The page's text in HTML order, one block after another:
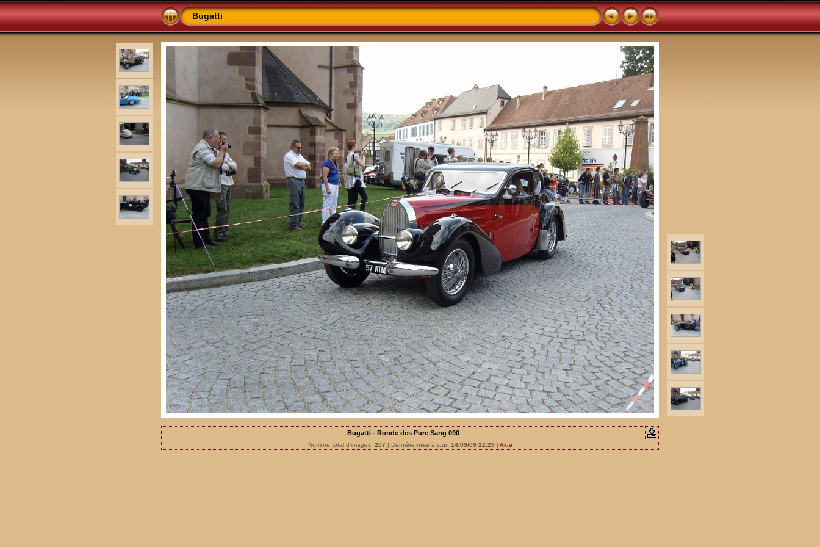
Bugatti
Bugatti - Ronde des Pure Sang 090
Nombre total d'images: 207 | Dernière mise à jour: 14/09/09 22:29 | Aide